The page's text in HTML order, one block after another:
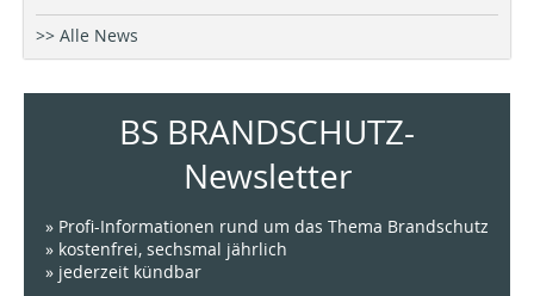
>> Alle News
BS BRANDSCHUTZ-
Newsletter
» Profi-Informationen rund um das Thema Brandschutz
» kostenfrei, sechsmal jährlich
» jederzeit kündbar